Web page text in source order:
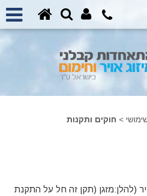
> חוקים ותקנות
(להלן:מזגן (תקן זה חל על התקנת